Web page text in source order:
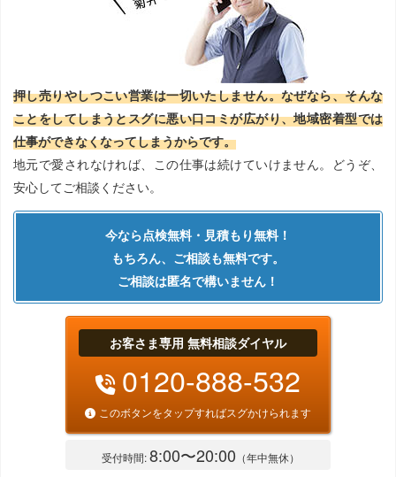
押し売りやしつこい営業は一切いたしません。なぜなら、そんな
ことをしてしまうとスグに悪い口コミが広がり、地域密着型では
仕事ができなくなってしまうからです。
地元で愛されなければ、この仕事は続けていけません。どうぞ、
安心してご相談ください。
今なら点検無料・見積もり無料！
もちろん、ご相談も無料です。
ご相談は匿名で構いません！
お客さま専用 無料相談ダイヤル
0120-888-532
このボタンをタップすればスグかけられます
受付時間:8:00〜20:00 （年中無休）